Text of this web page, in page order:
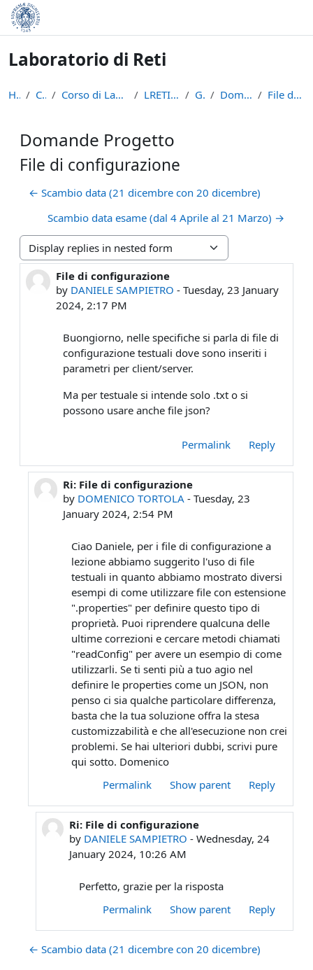
Skip to main content
Laboratorio di Reti
Home Courses Corso di Laurea in Informatica (L-31) LRETI - A.A. 2023/24 General Domande Progetto File di configurazione
Domande Progetto
File di configurazione
← Scambio data (21 dicembre con 20 dicembre)
Scambio data esame (dal 4 Aprile al 21 Marzo) →
Display mode
File di configurazione
by DANIELE SAMPIETRO -Tuesday, 23 January
2024, 2:17 PM
Number of replies: 2
Buongiorno, nelle specifiche si parla di file di
configurazione testuali dove sono inseriti i
parametri per client/server.
Ma per testuale si intende solo .txt o si
possono usare anche file json?
Permalink Reply
In reply to DANIELE SAMPIETRO
Ri: File di configurazione
by DOMENICO TORTOLA -Tuesday, 23
January 2024, 2:54 PM
Ciao Daniele, per i file di configurazione a
lezione abbiamo suggerito l'uso di file
testuali in quanto abbiamo mostrato diversi
esempi di come utilizzare file con estensione
".properties" per definire questo tipo di
proprietà. Puoi riprendere qualcuna delle
ultime correzioni e cercare metodi chiamati
"readConfig" per avere un esempio di come
utilizzarli. Se ti senti più a tuo agio nel
definire le properties come un JSON, non
penso ci sia qualche particolare differenza,
basta che la tua soluzione offra la stesa
customizzabilità e che all'esecuzione non crei
problemi. Se hai ulteriori dubbi, scrivi pure
qui sotto. Domenico
Permalink
Show parent Reply
In reply to DOMENICO TORTOLA
Ri: File di configurazione
by DANIELE SAMPIETRO - Wednesday, 24
January 2024, 10:26 AM
Perfetto, grazie per la risposta
Permalink
Show parent Reply
← Scambio data (21 dicembre con 20 dicembre)